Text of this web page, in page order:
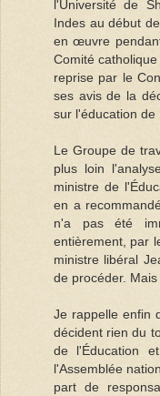
l'Université de
Indes au début
en œuvre
Comité
reprise par le
ses avis de la
sur l'éducation de
Le Groupe de
plus loin
ministre de
en a
n'a pas été
entièrement, par
ministre libéral
de procéder.
Je rappelle enfin
décident rien du
de l'Éducation
l'Assemblée
part de